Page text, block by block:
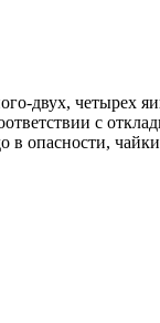
двух, четырех
с
в опасности,